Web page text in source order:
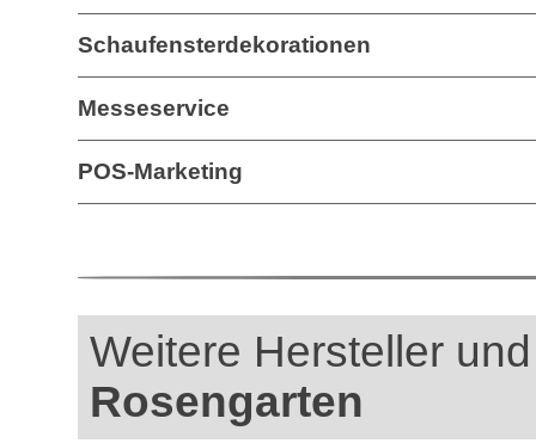
Schaufensterdekorationen
Messeservice
POS-Marketing
Weitere Hersteller
Rosengarten